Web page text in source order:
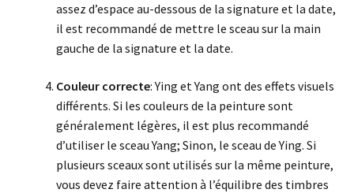
assez d’espace au-dessous de la signature et la date,
il est recommandé de mettre le sceau sur la main
gauche de la signature et la date.
Couleur correcte: Ying et Yang ont des effets visuels
différents. Si les couleurs de la peinture sont
généralement légères, il est plus recommandé
d’utiliser le sceau Yang; Sinon, le sceau de Ying. Si
plusieurs sceaux sont utilisés sur la même peinture,
vous devez faire attention à l’équilibre des timbres